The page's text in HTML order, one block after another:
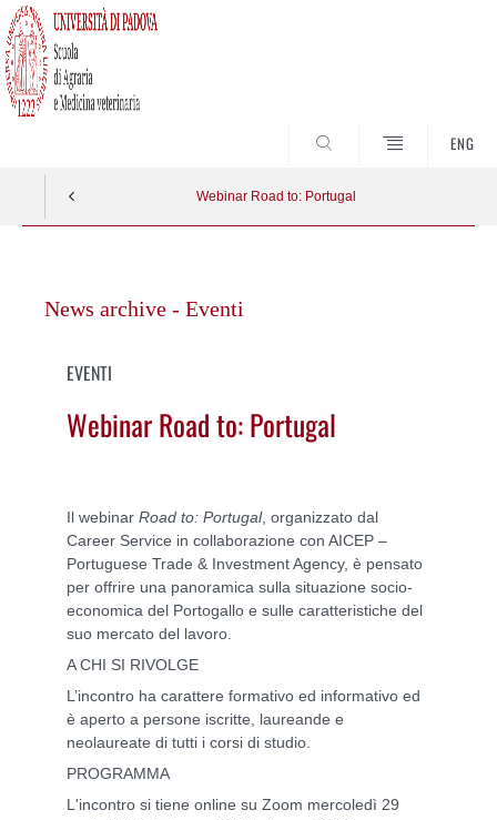
ENG
Webinar Road to: Portugal
contenutoNews archive - Eventi
EVENTI
Webinar Road to: Portugal
Il webinar Road to: Portugal, organizzato dal
Career Service in collaborazione con AICEP –
Portuguese Trade & Investment Agency, è pensato
per offrire una panoramica sulla situazione socio-
economica del Portogallo e sulle caratteristiche del
suo mercato del lavoro.
A CHI SI RIVOLGE
L’incontro ha carattere formativo ed informativo ed
è aperto a persone iscritte, laureande e
neolaureate di tutti i corsi di studio
PROGRAMMA
L'incontro si tiene online su Zoom mercoledì 29